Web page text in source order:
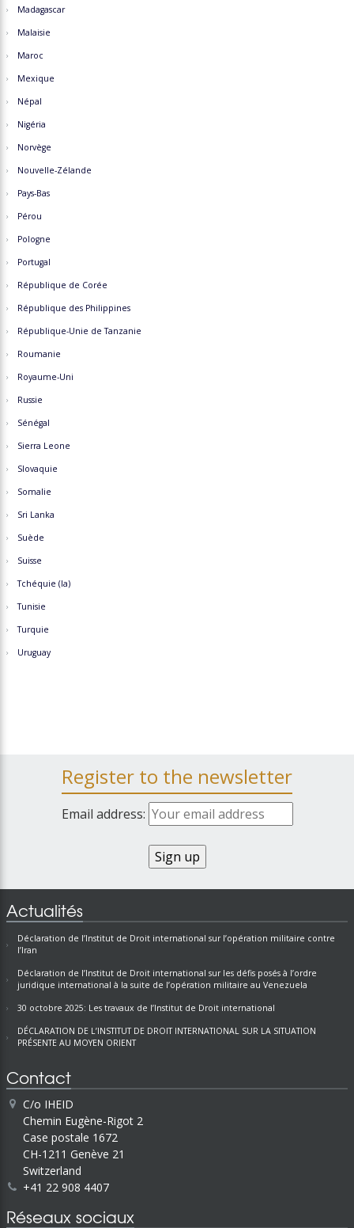
Madagascar
Malaisie
Maroc
Mexique
Népal
Nigéria
Norvège
Nouvelle-Zélande
Pays-Bas
Pérou
Pologne
Portugal
République de Corée
République des Philippines
République-Unie de Tanzanie
Roumanie
Royaume-Uni
Russie
Sénégal
Sierra Leone
Slovaquie
Somalie
Sri Lanka
Suède
Suisse
Tchéquie (la)
Tunisie
Turquie
Uruguay
Register to the newsletter
Email address:
Actualités
Déclaration de l’Institut de Droit international sur l’opération militaire contre
l’Iran
Déclaration de l’Institut de Droit international sur les défis posés à l’ordre
juridique international à la suite de l’opération militaire au Venezuela
30 octobre 2025: Les travaux de l’Institut de Droit international
DÉCLARATION DE L’INSTITUT DE DROIT INTERNATIONAL SUR LA SITUATION
PRÉSENTE AU MOYEN ORIENT
Contact
C/o IHEID
Chemin Eugène-Rigot 2
Case postale 1672
CH-1211 Genève 21
Switzerland
+41 22 908 4407
Réseaux sociaux